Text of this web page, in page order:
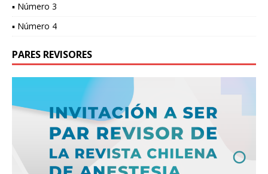
▪ Número 3
▪ Número 4
PARES REVISORES